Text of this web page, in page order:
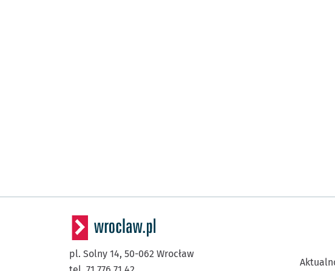
pl. Solny 14, 50-062 Wrocław